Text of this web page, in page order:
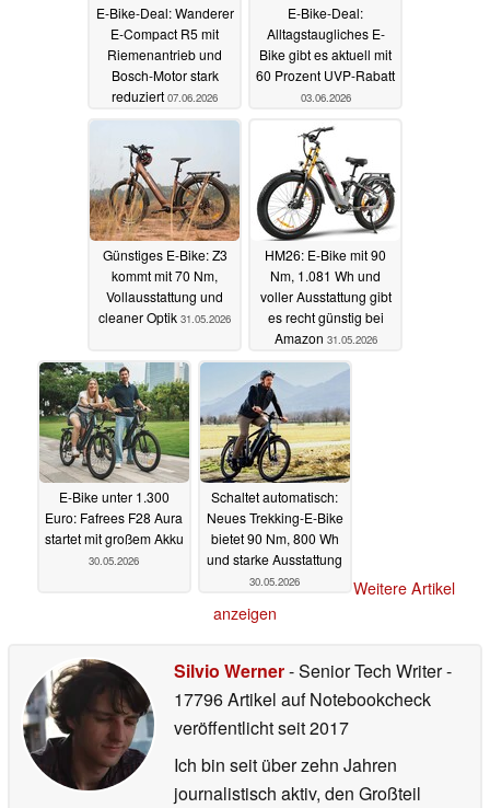
E-Bike-Deal: Wanderer
E-Compact R5 mit
Riemenantrieb und
Bosch-Motor stark
reduziert 07.06.2026
E-Bike-Deal:
Alltagstaugliches E-
Bike gibt es aktuell mit
60 Prozent UVP-Rabatt
03.06.2026
Günstiges E-Bike: Z3
kommt mit 70 Nm,
Vollausstattung und
cleaner Optik 31.05.2026
HM26: E-Bike mit 90
Nm, 1.081 Wh und
voller Ausstattung gibt
es recht günstig bei
Amazon 31.05.2026
E-Bike unter 1.300
Euro: Fafrees F28 Aura
startet mit großem Akku
30.05.2026
Schaltet automatisch:
Neues Trekking-E-Bike
bietet 90 Nm, 800 Wh
und starke Ausstattung
30.05.2026
Weitere Artikel
anzeigen
Silvio Werner- Senior Tech Writer-
17796 Artikel auf Notebookcheck
veröffentlichtseit 2017
Ich bin seit über zehn Jahren
journalistisch aktiv, den Großteil